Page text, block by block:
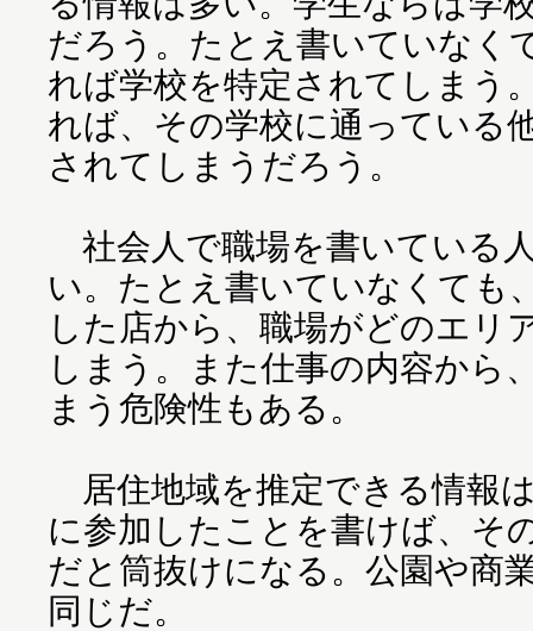
だろう。たとえ書いていなく
れば学校を特定されてしまう
れば、その学校に通っている
されてしまうだろう。
社会人で職場を書いている
い。たとえ書いていなくても
した店から、職場がどのエリ
しまう。また仕事の内容から
まう危険性もある。
居住地域を推定できる情報
に参加したことを書けば、そ
だと筒抜けになる。公園や商
同じだ。